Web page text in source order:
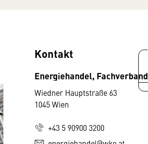
Kontakt
Energiehandel, Fachverband
Wiedner Hauptstraße 63
1045 Wien
+43 5 90900 3200